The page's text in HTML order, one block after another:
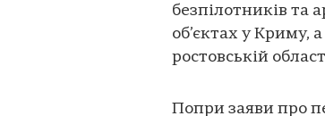
безпілотників та
об’єктах у Криму,
ростовській
Попри заяви про